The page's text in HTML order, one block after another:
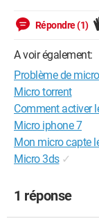
la case écouter
Ps : j'ai essayé à
Voilà, j'espère
config :
HP 8200 Élite
2 DD 1To
1050Ti Msi
Le fameux micro :
Petit micro en jack
Système
Windows 10 Pro
Dernier driver de
Répondre (1)
A voir également:
Problème de micro
Micro torrent
Comment activer
Micro iphone 7
Mon micro capte
Micro 3ds ✓
1 réponse